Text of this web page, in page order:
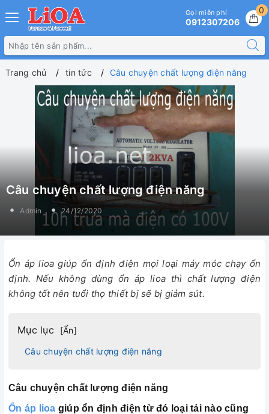
0
Gọi miễn phí
0912307206
Trang chủ tin tức Câu chuyện chất lượng điện năng
Câu chuyện chất lượng điện năng
Admin 24/12/2020
Ổn áp lioa giúp ổn định điện mọi loại máy móc chạy ổn
định. Nếu không dùng ổn áp lioa thì chất lượng điện
không tốt nên tuổi thọ thiết bị sẽ bị giảm sút.
Mục lục [Ẩn]
Câu chuyện chất lượng điện năng
Câu chuyện chất lượng điện năng
Ổn áp lioa giúp ổn định điện từ đó loại tải nào cũng